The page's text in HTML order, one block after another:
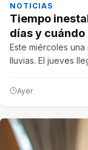
NOTICIAS
Tiempo
días y
Este miércoles
lluvias. El jueves
Ayer